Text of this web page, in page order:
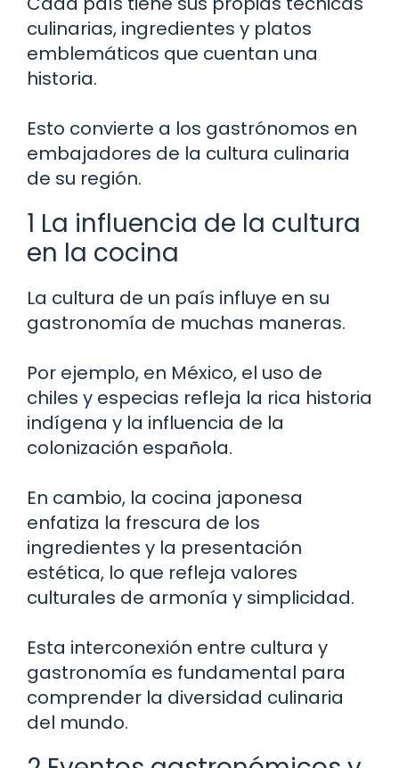
culinarias, ingredientes y platos
emblemáticos que cuentan una
historia.
Esto convierte a los gastrónomos en
embajadores de la cultura culinaria
de su región.
1 La influencia de la cultura
en la cocina
La cultura de un país influye en su
gastronomía de muchas maneras.
Por ejemplo, en México, el uso de
chiles y especias refleja la rica historia
indígena y la influencia de la
colonización española.
En cambio, la cocina japonesa
enfatiza la frescura de los
ingredientes y la presentación
estética, lo que refleja valores
culturales de armonía y simplicidad.
Esta interconexión entre cultura y
gastronomía es fundamental para
comprender la diversidad culinaria
del mundo.